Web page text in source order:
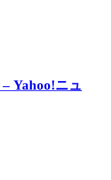
Yahoo!ニュ